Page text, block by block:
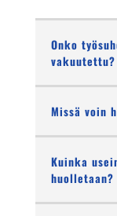
Onko
vakuutettu?
Missä voin
Kuinka
huolletaan?